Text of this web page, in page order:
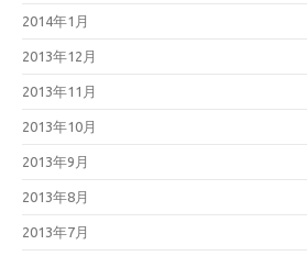
2014年1月
2013年12月
2013年11月
2013年10月
2013年9月
2013年8月
2013年7月